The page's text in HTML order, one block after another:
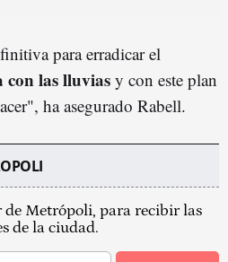
para erradicar el
con las lluvias y con este plan
ha asegurado Rabell.
Metrópoli, para recibir las
de la ciudad.